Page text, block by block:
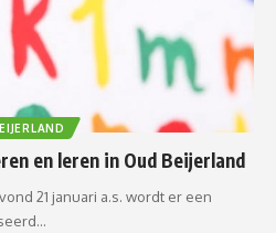
en leren in Oud Beijerland
21 januari a.s. wordt er een